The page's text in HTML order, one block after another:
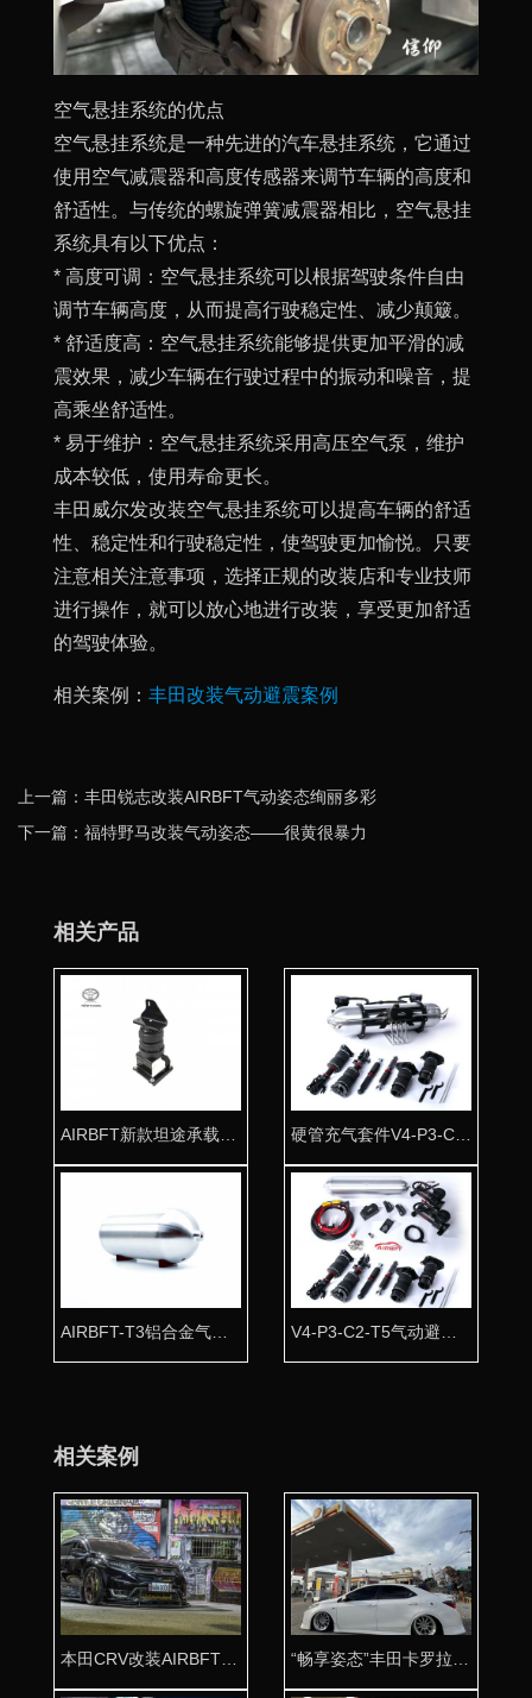
空气悬挂系统的优点
空气悬挂系统是一种先进的汽车悬挂系统，它通过
使用空气减震器和高度传感器来调节车辆的高度和
舒适性。与传统的螺旋弹簧减震器相比，空气悬挂
系统具有以下优点：
* 高度可调：空气悬挂系统可以根据驾驶条件自由
调节车辆高度，从而提高行驶稳定性、减少颠簸。
* 舒适度高：空气悬挂系统能够提供更加平滑的减
震效果，减少车辆在行驶过程中的振动和噪音，提
高乘坐舒适性。
* 易于维护：空气悬挂系统采用高压空气泵，维护
成本较低，使用寿命更长。
丰田威尔发改装空气悬挂系统可以提高车辆的舒适
性、稳定性和行驶稳定性，使驾驶更加愉悦。只要
注意相关注意事项，选择正规的改装店和专业技师
进行操作，就可以放心地进行改装，享受更加舒适
的驾驶体验。
相关案例： 丰田改装气动避震案例
上一篇：丰田锐志改装AIRBFT气动姿态绚丽多彩
下一篇：福特野马改装气动姿态——很黄很暴力
相关产品
相关案例